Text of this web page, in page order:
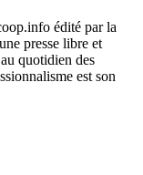
édité par la
presse libre et
quotidien des
est son